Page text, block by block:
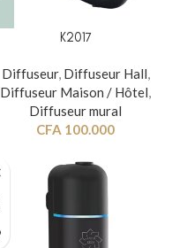
K2017
Diffuseur, Diffuseur Hall,
Diffuseur Maison / Hôtel,
Diffuseur mural
CFA 100.000